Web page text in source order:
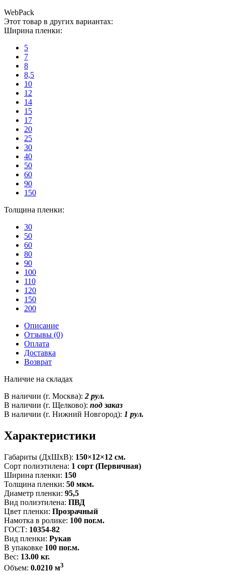
WebPack
Этот товар в других вариантах:
Ширина пленки:
5
7
8
8,5
10
12
14
15
17
20
25
30
40
50
60
90
150
Толщина пленки:
30
50
60
80
90
100
110
120
150
200
Описание
Отзывы (0)
Оплата
Доставка
Возврат
Наличие на складах
В наличии (г. Москва): 2 рул.
В наличии (г. Щелково): под заказ
В наличии (г. Нижний Новгород): 1 рул.
Характеристики
Габариты (ДxШxВ): 150×12×12 см.
Сорт полиэтилена: 1 сорт (Первичная)
Ширина пленки: 150
Толщина пленки: 50 мкм.
Диаметр пленки: 95,5
Вид полиэтилена: ПВД
Цвет пленки: Прозрачный
Намотка в ролике: 100 пог.м.
ГОСТ: 10354-82
Вид пленки: Рукав
В упаковке 100 пог.м.
Вес: 13.00 кг.
Объем: 0.0210 м3